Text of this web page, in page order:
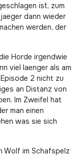
ist, zum
dann wieder
werden, der
Horde irgendwie
viel laenger als am
2 nicht zu
an Distanz von
Im Zweifel hat
man einen
was sie sich
Wolf im Schafspelz